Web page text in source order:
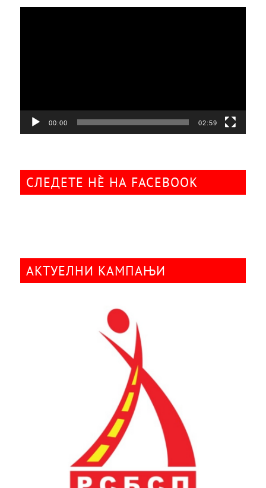
00:00 02:59
СЛЕДЕТЕ НÈ НА FACEBOOK
АКТУЕЛНИ КАМПАЊИ